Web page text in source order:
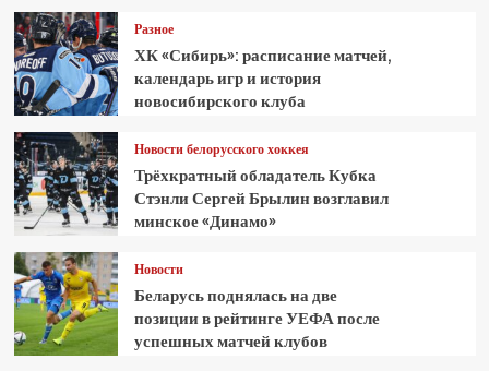
Разное
ХК «Сибирь»: расписание матчей,
календарь игр и история
новосибирского клуба
Новости белорусского хоккея
Трёхкратный обладатель Кубка
Стэнли Сергей Брылин возглавил
минское «Динамо»
Новости
Беларусь поднялась на две
позиции в рейтинге УЕФА после
успешных матчей клубов